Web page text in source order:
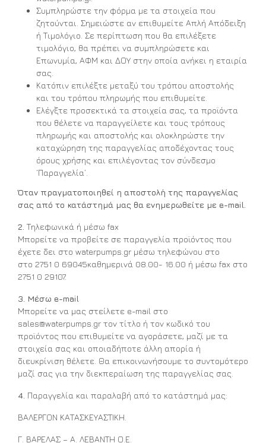
Συμπληρώστε την φόρμα με τα στοιχεία που
ζητούνται. Σημειώστε αν επιθυμείτε Απλή Απόδειξη
ή Τιμολόγιο. Σε περίπτωση που θα επιλέξετε
τιμολόγιο, θα πρέπει να συμπληρώσετε και
Επωνυμία, ΑΦΜ και ΔΟΥ στην οποία ανήκει η εταιρία
σας.
Κατόπιν επιλέξτε μεταξύ του τρόπου αποστολής
και του τρόπου πληρωμής που επιθυμείτε.
Ελέγξτε προσεκτικά τα στοιχεία σας, τα προϊόντα
που θέλετε να παραγγείλετε και τους τρόπους
πληρωμής και αποστολής και ολοκληρώστε την
καταχώρηση της παραγγελίας αποδέχοντας τους
όρους χρήσης και επιλέγοντας τον σύνδεσμο
‘Παραγγελία’.
Όταν πραγματοποιηθεί η αποστολή της παραγγελίας
σας από το κατάστημά μας θα ενημερωθείτε με e-mail.
2. Τηλεφωνικά ή μέσω fax
Μπορείτε να προβείτε σε παραγγελία προϊόντος που
έχετε δει στο waterpumps.gr μέσω τηλεφώνου στο
στο 2751 0 69045καθημερινά 08.00- 16.00 ή μέσω fax στο
2751 0 29107.
3. Μέσω e-mail
Μπορείτε να μας στείλετε e-mail στο
sales@waterpumps.gr τον τίτλο ή τον κωδικό του
προϊόντος που επιθυμείτε να αγοράσετε, μαζί με τα
στοιχεία σας και οποιαδήποτε άλλη απορία ή
διευκρίνιση θέλετε. Θα επικοινωνήσουμε το συντομότερο
μαζί σας για την διεκπεραίωση της παραγγελίας σας.
4. Παραγγελία και παραλαβή από το κατάστημά μας:
ΒΑΛΕΡΓΟΝ ΚΑΤΑΣΚΕΥΑΣΤΙΚΗ.
Γ. ΒΑΡΕΛΑΣ – Α. ΛΕΒΑΝΤΗ Ο.Ε.